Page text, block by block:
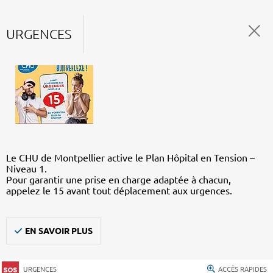
URGENCES
Le CHU de Montpellier active le Plan Hôpital en Tension –
Niveau 1.
Pour garantir une prise en charge adaptée à chacun,
appelez le 15 avant tout déplacement aux urgences.
EN SAVOIR PLUS
URGENCES ACCÈS RAPIDES